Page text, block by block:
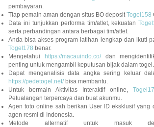
pembayaran.
Tiap pemain aman dengan situs BO deposit Togel158
Data ini tunjukkan performa tim/atlet, kekuatan
serta perbandingan antara berbagai tim/atlet.
Anda bisa akses program latihan lengkap dan ikuti
Togel178 benar.
Mengetahui https://macauindo.co/dan
penting untuk mengambil keputusan bijak dalam togel.
Dapat menganalisis data angka sering keluar
https://pedetogel.net/bisa membantu.
Untuk bermain Aktivitas Interaktif online,
Petualangan terpercaya dan buat akunmu.
Agen toto online sah berikan User ID eksklusif yang
agen resmi di Indonesia.
Metode alternatif untuk masuk